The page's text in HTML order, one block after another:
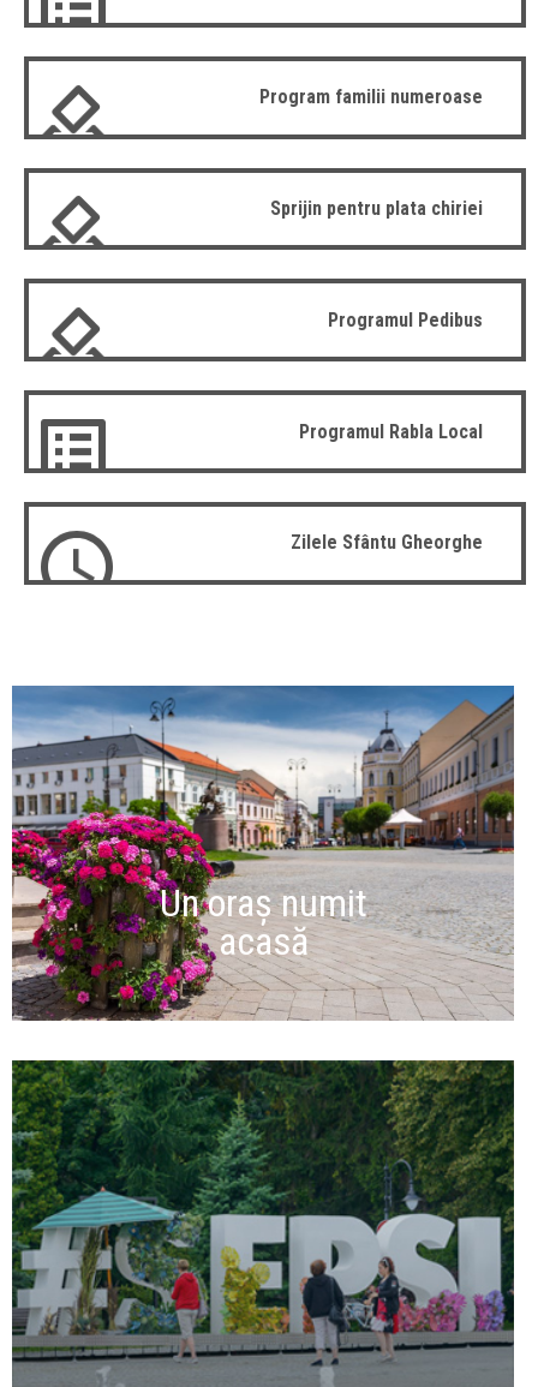
Program familii numeroase
Sprijin pentru plata chiriei
Programul Pedibus
Programul Rabla Local
Zilele Sfântu Gheorghe
Un oraș numit
acasă